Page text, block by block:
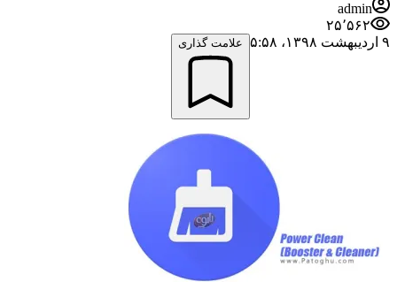
admin
۲۵٬۵۶۲
۹ اردیبهشت ۱۳۹۸،‏ ۵:۵۸
علامت گذاری